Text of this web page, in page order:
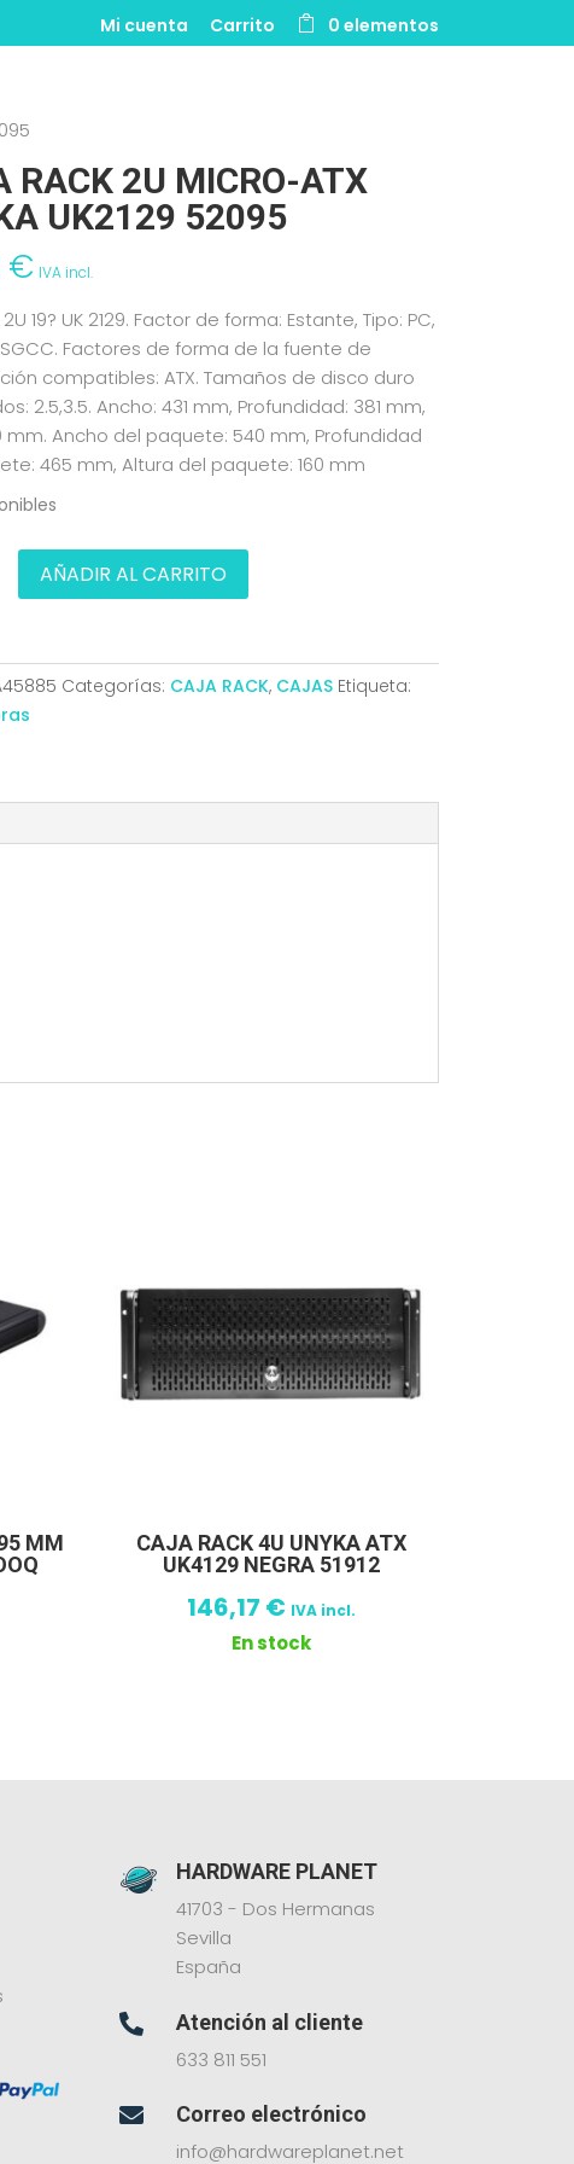
Mi cuenta Carrito 0 elementos
RACK 2U MICRO-ATX
UK2129 52095
€ IVA incl.
2U 19? UK 2129. Factor de forma: Estante, Tipo: PC,
Factores de forma de la fuente de
compatibles: ATX. Tamaños de disco duro
2.5,3.5. Ancho: 431 mm, Profundidad: 381 mm,
mm. Ancho del paquete: 540 mm, Profundidad
465 mm, Altura del paquete: 160 mm
AÑADIR AL CARRITO
Categorías: CAJA RACK, CAJAS Etiqueta:
MM
CAJA RACK 4U UNYKA ATX
UK4129 NEGRA 51912
146,17 € IVA incl.
En stock
HARDWARE PLANET
41703 - Dos Hermanas
Sevilla
España

Atención al cliente
633 811 551

Correo electrónico
info@hardwareplanet.net